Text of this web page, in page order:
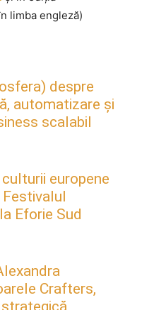
limba engleză)
despre
automatizare și
scalabil
europene
Eforie Sud
Crafters,